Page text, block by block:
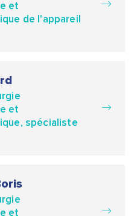
et
de l'appareil
et
spécialiste
et